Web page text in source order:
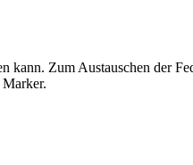
Zum Austauschen der